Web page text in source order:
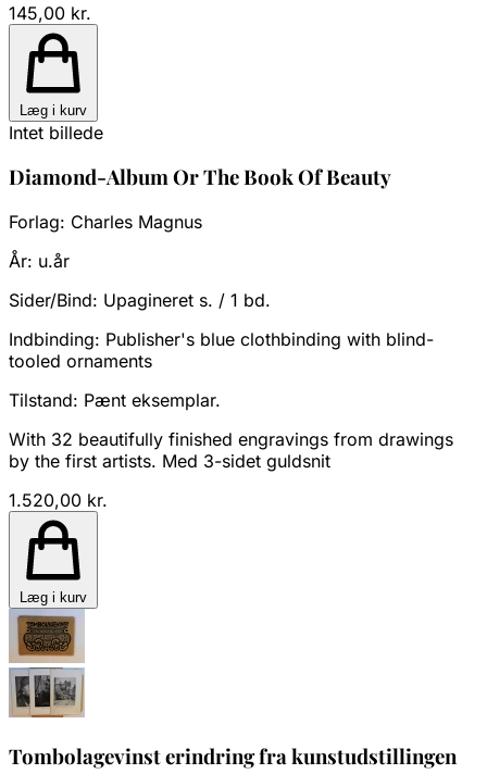
145,00 kr.
Læg i kurv
Intet billede
Diamond-Album Or The Book Of Beauty
Forlag: Charles Magnus
År: u.år
Sider/Bind: Upagineret s. / 1 bd.
Indbinding: Publisher's blue clothbinding with blind-
tooled ornaments
Tilstand: Pænt eksemplar.
With 32 beautifully finished engravings from drawings
by the first artists. Med 3-sidet guldsnit
1.520,00 kr.
Læg i kurv
Tombolagevinst erindring fra kunstudstillingen